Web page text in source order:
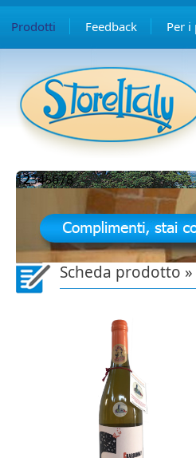
Prodotti Feedback Per
12345678
Scheda prodotto »